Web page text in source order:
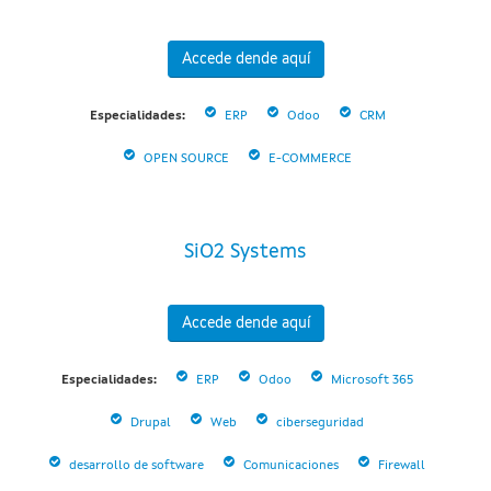
Accede dende aquí
Especialidades: ERP Odoo CRM
OPEN SOURCE E-COMMERCE
SiO2 Systems
Accede dende aquí
Especialidades: ERP Odoo Microsoft 365
Drupal Web ciberseguridad
desarrollo de software Comunicaciones Firewall